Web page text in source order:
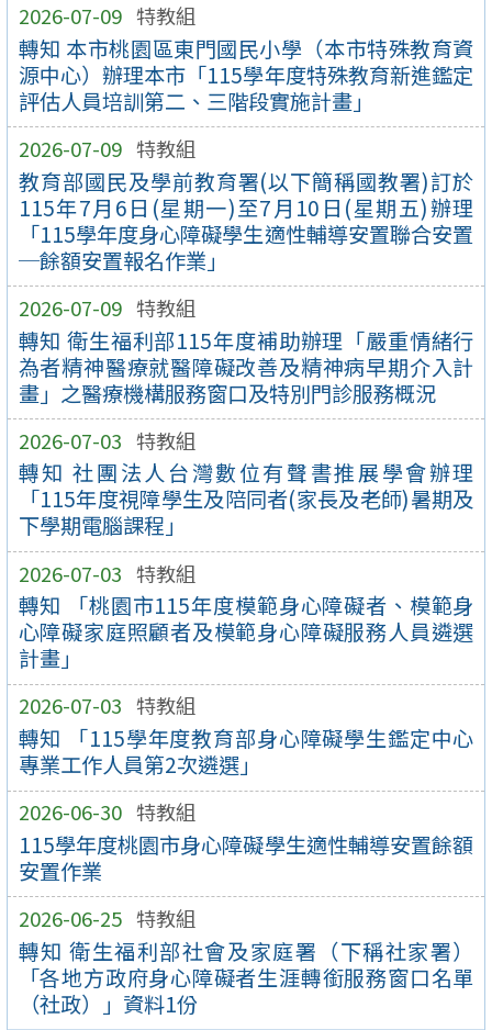
2026-07-09 特教組
轉知 本市桃園區東門國民小學（本市特殊教育資
源中心）辦理本市「115學年度特殊教育新進鑑定
評估人員培訓第二、三階段實施計畫」
2026-07-09 特教組
教育部國民及學前教育署(以下簡稱國教署)訂於
115年7月6日(星期一)至7月10日(星期五)辦理
「115學年度身心障礙學生適性輔導安置聯合安置
─餘額安置報名作業」
2026-07-09 特教組
轉知 衛生福利部115年度補助辦理「嚴重情緒行
為者精神醫療就醫障礙改善及精神病早期介入計
畫」之醫療機構服務窗口及特別門診服務概況
2026-07-03 特教組
轉知 社團法人台灣數位有聲書推展學會辦理
「115年度視障學生及陪同者(家長及老師)暑期及
下學期電腦課程」
2026-07-03 特教組
轉知 「桃園市115年度模範身心障礙者、模範身
心障礙家庭照顧者及模範身心障礙服務人員遴選
計畫」
2026-07-03 特教組
轉知 「115學年度教育部身心障礙學生鑑定中心
專業工作人員第2次遴選」
2026-06-30 特教組
115學年度桃園市身心障礙學生適性輔導安置餘額
安置作業
2026-06-25 特教組
轉知 衛生福利部社會及家庭署（下稱社家署）
「各地方政府身心障礙者生涯轉銜服務窗口名單
（社政）」資料1份